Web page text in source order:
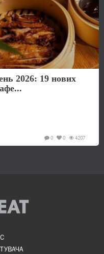
2026: 19 нових
4207
0
0